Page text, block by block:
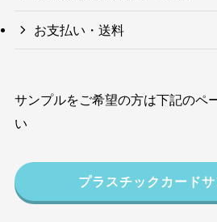
お支払い・送料
サンプルをご希望の方は下記のペ
い
プラスチックカード